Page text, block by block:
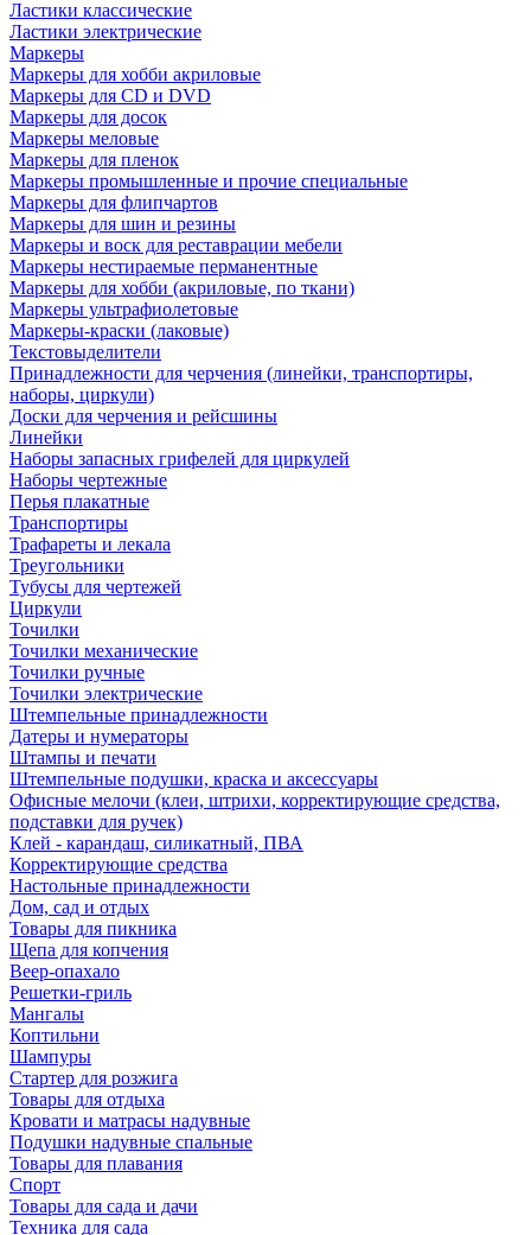
Ластики классические
Ластики электрические
Маркеры
Маркеры для хобби акриловые
Маркеры для CD и DVD
Маркеры для досок
Маркеры меловые
Маркеры для пленок
Маркеры промышленные и прочие специальные
Маркеры для флипчартов
Маркеры для шин и резины
Маркеры и воск для реставрации мебели
Маркеры нестираемые перманентные
Маркеры для хобби (акриловые, по ткани)
Маркеры ультрафиолетовые
Маркеры-краски (лаковые)
Текстовыделители
Принадлежности для черчения (линейки, транспортиры,
наборы, циркули)
Доски для черчения и рейсшины
Линейки
Наборы запасных грифелей для циркулей
Наборы чертежные
Перья плакатные
Транспортиры
Трафареты и лекала
Треугольники
Тубусы для чертежей
Циркули
Точилки
Точилки механические
Точилки ручные
Точилки электрические
Штемпельные принадлежности
Датеры и нумераторы
Штампы и печати
Штемпельные подушки, краска и аксессуары
Офисные мелочи (клеи, штрихи, корректирующие средства,
подставки для ручек)
Клей - карандаш, силикатный, ПВА
Корректирующие средства
Настольные принадлежности
Дом, сад и отдых
Товары для пикника
Щепа для копчения
Веер-опахало
Решетки-гриль
Мангалы
Коптильни
Шампуры
Стартер для розжига
Товары для отдыха
Кровати и матрасы надувные
Подушки надувные спальные
Товары для плавания
Спорт
Товары для сада и дачи
Техника для сада